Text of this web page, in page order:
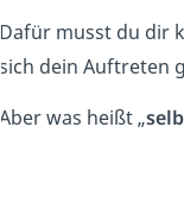
Dafür musst du dir
sich dein Auftreten
Aber was heißt „